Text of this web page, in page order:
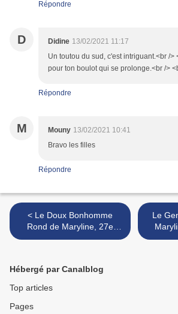
Répondre
D Didine 13/02/2021 11:17
Un toutou du sud, c'est intriguant.<br />
pour ton boulot qui se prolonge.<br />
Répondre
M Mouny 13/02/2021 10:41
Bravo les filles
Répondre
< Le Doux Bonhomme
Rond de Maryline, 27e
inscrite
Le
Hébergé par Canalblog
Top articles
Pages